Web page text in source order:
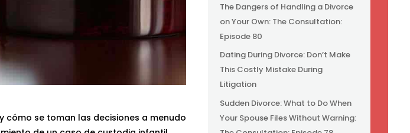
cómo se toman las decisiones a menudo
The Dangers of Handling a Divorce
on Your Own: The Consultation:
Episode 80
Dating During Divorce: Don’t Make
This Costly Mistake During
Litigation
Sudden Divorce: What to Do When
Your Spouse Files Without Warning: